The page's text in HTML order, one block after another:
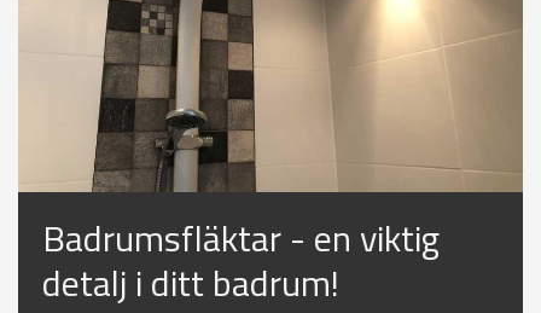
Badrumsfläktar - en viktig
detalj i ditt badrum!